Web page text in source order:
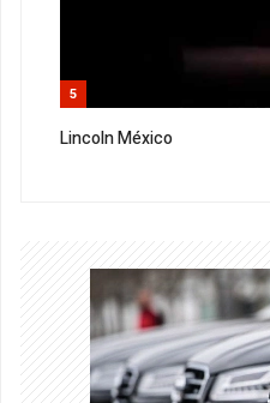
5
Lincoln México